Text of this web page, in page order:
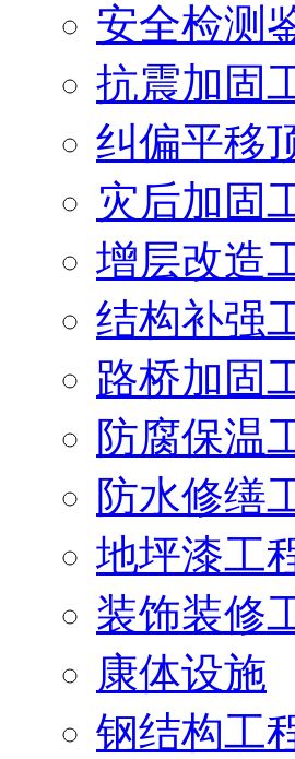
安全检测
抗震加固
纠偏平移
灾后加固
增层改造
结构补强
路桥加固
防腐保温
防水修缮
地坪漆工
装饰装修
康体设施
钢结构工